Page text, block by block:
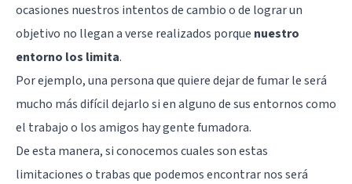
ocasiones nuestros intentos de cambio o de lograr un
objetivo no llegan a verse realizados porque nuestro
entorno los limita.
Por ejemplo, una persona que quiere dejar de fumar le será
mucho más difícil dejarlo si en alguno de sus entornos como
el trabajo o los amigos hay gente fumadora.
De esta manera, si conocemos cuales son estas
limitaciones o trabas que podemos encontrar nos será